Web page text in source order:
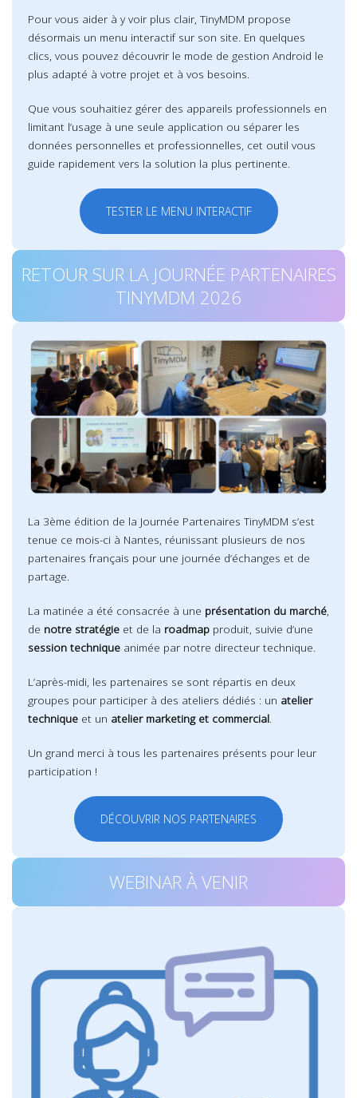
Pour vous aider à y voir plus clair, TinyMDM propose
désormais un menu interactif sur son site. En quelques
clics, vous pouvez découvrir le mode de gestion Android le
plus adapté à votre projet et à vos besoins.
Que vous souhaitiez gérer des appareils professionnels en
limitant l’usage à une seule application ou séparer les
données personnelles et professionnelles, cet outil vous
guide rapidement vers la solution la plus pertinente.
TESTER LE MENU INTERACTIF
RETOUR SUR LA JOURNÉE PARTENAIRES
TINYMDM 2026
La 3ème édition de la Journée Partenaires TinyMDM s’est
tenue ce mois-ci à Nantes, réunissant plusieurs de nos
partenaires français pour une journée d’échanges et de
partage.
La matinée a été consacrée à une présentation du marché,
de notre stratégieet de la roadmap produit, suivie d’une
session techniqueanimée par notre directeur technique.
L’après-midi, les partenaires se sont répartis en deux
groupes pour participer à des ateliers dédiés : un atelier
techniqueet un atelier marketing et commercial.
Un grand merci à tous les partenaires présents pour leur
participation !
DÉCOUVRIR NOS PARTENAIRES
WEBINAR À VENIR